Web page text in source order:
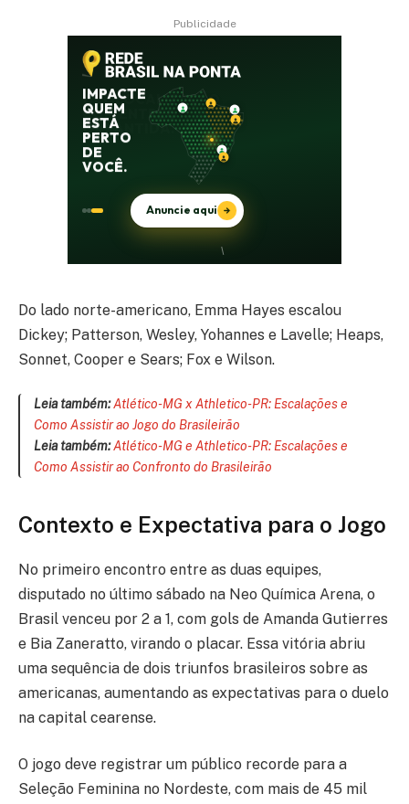
Publicidade
Do lado norte-americano, Emma Hayes escalou
Dickey; Patterson, Wesley, Yohannes e Lavelle; Heaps,
Sonnet, Cooper e Sears; Fox e Wilson.
Leia também:Atlético-MG x Athletico-PR: Escalações e
Como Assistir ao Jogo do Brasileirão
Leia também:Atlético-MG e Athletico-PR: Escalações e
Como Assistir ao Confronto do Brasileirão
Contexto e Expectativa para o Jogo
No primeiro encontro entre as duas equipes,
disputado no último sábado na Neo Química Arena, o
Brasil venceu por 2 a 1, com gols de Amanda Gutierres
e Bia Zaneratto, virando o placar. Essa vitória abriu
uma sequência de dois triunfos brasileiros sobre as
americanas, aumentando as expectativas para o duelo
na capital cearense.
O jogo deve registrar um público recorde para a
Seleção Feminina no Nordeste, com mais de 45 mil